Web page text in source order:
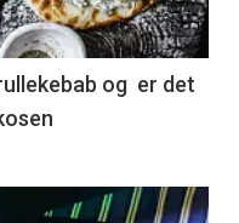
og er det